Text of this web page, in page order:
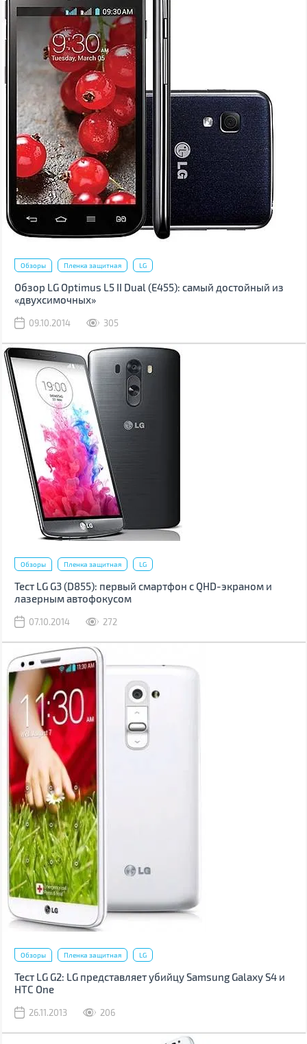
Обзоры Пленка защитная LG
Обзор LG Optimus L5 II Dual (Е455): самый достойный из
«двухсимочных»
09.10.2014 305
Обзоры Пленка защитная LG
Тест LG G3 (D855): первый смартфон с QHD-экраном и
лазерным автофокусом
07.10.2014 272
Обзоры Пленка защитная LG
Тест LG G2: LG представляет убийцу Samsung Galaxy S4 и
HTC One
26.11.2013 206